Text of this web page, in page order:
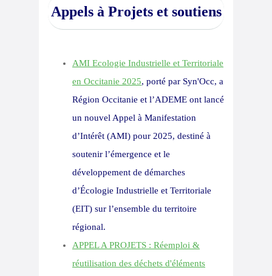
Appels à Projets et soutiens
AMI Ecologie Industrielle et Territoriale
en Occitanie 2025, porté par Syn'Occ, a
Région Occitanie et l’ADEME ont lancé
un nouvel Appel à Manifestation
d’Intérêt (AMI) pour 2025, destiné à
soutenir l’émergence et le
développement de démarches
d’Écologie Industrielle et Territoriale
(EIT) sur l’ensemble du territoire
régional.
APPEL A PROJETS : Réemploi &
réutilisation des déchets d'éléments